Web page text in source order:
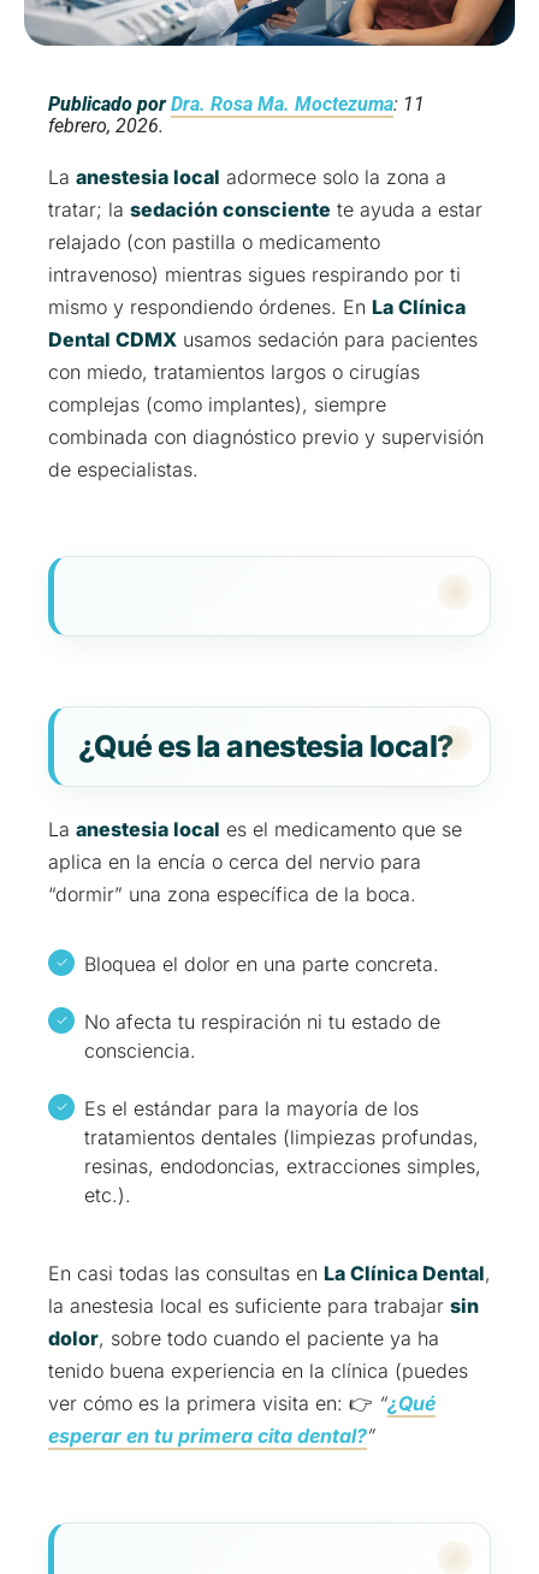
Publicado por Dra. Rosa Ma. Moctezuma: 11
febrero, 2026.
La anestesia local adormece solo la zona a
tratar; la sedación consciente te ayuda a estar
relajado (con pastilla o medicamento
intravenoso) mientras sigues respirando por ti
mismo y respondiendo órdenes. En La Clínica
Dental CDMX usamos sedación para pacientes
con miedo, tratamientos largos o cirugías
complejas (como implantes), siempre
combinada con diagnóstico previo y supervisión
de especialistas.
¿Qué es la anestesia local?
La anestesia local es el medicamento que se
aplica en la encía o cerca del nervio para
“dormir” una zona específica de la boca.
Bloquea el dolor en una parte concreta.
No afecta tu respiración ni tu estado de
consciencia.
Es el estándar para la mayoría de los
tratamientos dentales (limpiezas profundas,
resinas, endodoncias, extracciones simples,
etc.).
En casi todas las consultas en La Clínica Dental,
la anestesia local es suficiente para trabajar sin
dolor, sobre todo cuando el paciente ya ha
tenido buena experiencia en la clínica (puedes
ver cómo es la primera visita en: 👉 “¿Qué
esperar en tu primera cita dental?”